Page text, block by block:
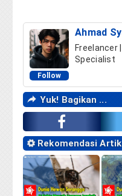
Follow
Ahmad
Freelancer
Specialist
Yuk! Bagikan ...
Rekomendasi